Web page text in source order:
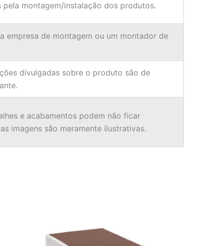
pela montagem/instalação dos produtos.
empresa de montagem ou um montador de
divulgadas sobre o produto são de
e acabamentos podem não ficar
imagens são meramente ilustrativas.